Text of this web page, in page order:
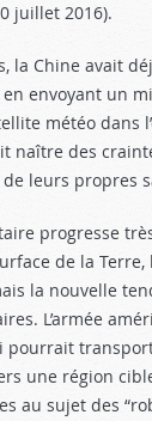
juillet 2016).
la Chine avait
envoyant un
météo dans
naître des
leurs propres
progresse
de la Terre,
la nouvelle
L’armée
pourrait
une région
au sujet des